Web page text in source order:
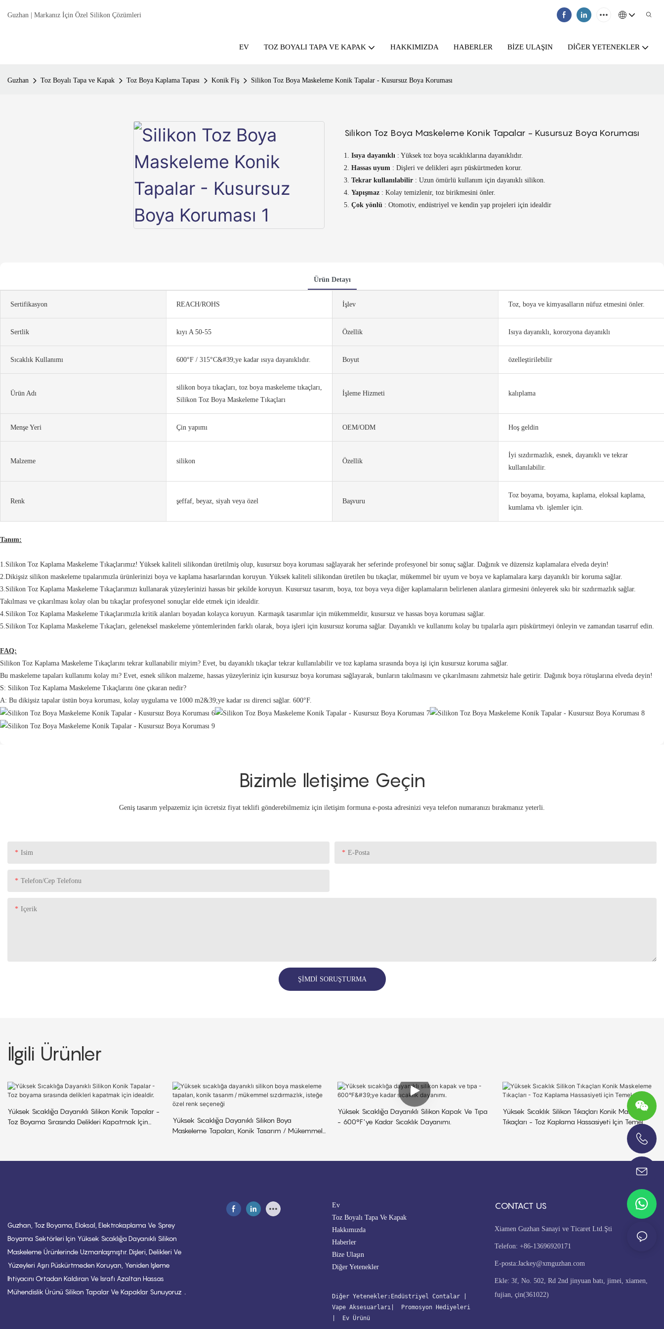
Guzhan | Markanız İçin Özel Silikon Çözümleri
EV TOZ BOYALI TAPA VE KAPAK HAKKIMIZDA HABERLER BIZE ULAŞIN DIĞER YETENEKLER
Guzhan Toz Boyalı Tapa ve Kapak Toz Boya Kaplama Tapası Konik Fiş Silikon Toz Boya Maskeleme Konik Tapalar - Kusursuz Boya Koruması
Silikon Toz Boya Maskeleme Konik Tapalar - Kusursuz Boya Koruması
Isıya dayanıklı : Yüksek toz boya sıcaklıklarına dayanıklıdır.
Hassas uyum : Dişleri ve delikleri aşırı püskürtmeden korur.
Tekrar kullanılabilir : Uzun ömürlü kullanım için dayanıklı silikon.
Yapışmaz : Kolay temizlenir, toz birikmesini önler.
Çok yönlü : Otomotiv, endüstriyel ve kendin yap projeleri için idealdir
Ürün Detayı
Sertifikasyon REACH/ROHS İşlev Toz, boya ve kimyasalların nüfuz etmesini önler.
Sertlik kıyı A 50-55 Özellik Isıya dayanıklı, korozyona dayanıklı
Sıcaklık Kullanımı 600°F / 315°C&#39;ye kadar ısıya dayanıklıdır. Boyut özelleştirilebilir
Ürün Adı
silikon boya tıkaçları, toz boya maskeleme tıkaçları,
Silikon Toz Boya Maskeleme Tıkaçları
İşleme Hizmeti kalıplama
Menşe Yeri Çin yapımı OEM/ODM Hoş geldin
Malzeme silikon Özellik
İyi sızdırmazlık, esnek, dayanıklı ve tekrar
kullanılabilir.
Renk şeffaf, beyaz, siyah veya özel Başvuru
Toz boyama, boyama, kaplama, eloksal kaplama,
kumlama vb. işlemler için.
Tanım:
1.Silikon Toz Kaplama Maskeleme Tıkaçlarımız! Yüksek kaliteli silikondan üretilmiş olup, kusursuz boya koruması sağlayarak her seferinde profesyonel bir sonuç sağlar. Dağınık ve düzensiz kaplamalara elveda deyin!
2.Dikişsiz silikon maskeleme tıpalarımızla ürünlerinizi boya ve kaplama hasarlarından koruyun. Yüksek kaliteli silikondan üretilen bu tıkaçlar, mükemmel bir uyum ve boya ve kaplamalara karşı dayanıklı bir koruma sağlar.
3.Silikon Toz Kaplama Maskeleme Tıkaçlarımızı kullanarak yüzeylerinizi hassas bir şekilde koruyun. Kusursuz tasarım, boya, toz boya veya diğer kaplamaların belirlenen alanlara girmesini önleyerek sıkı bir sızdırmazlık sağlar.
Takılması ve çıkarılması kolay olan bu tıkaçlar profesyonel sonuçlar elde etmek için idealdir.
4.Silikon Toz Kaplama Maskeleme Tıkaçlarımızla kritik alanları boyadan kolayca koruyun. Karmaşık tasarımlar için mükemmeldir, kusursuz ve hassas boya koruması sağlar.
5.Silikon Toz Kaplama Maskeleme Tıkaçları, geleneksel maskeleme yöntemlerinden farklı olarak, boya işleri için kusursuz koruma sağlar. Dayanıklı ve kullanımı kolay bu tıpalarla aşırı püskürtmeyi önleyin ve zamandan tasarruf edin.
FAQ:
Silikon Toz Kaplama Maskeleme Tıkaçlarını tekrar kullanabilir miyim? Evet, bu dayanıklı tıkaçlar tekrar kullanılabilir ve toz kaplama sırasında boya işi için kusursuz koruma sağlar.
Bu maskeleme tapaları kullanımı kolay mı? Evet, esnek silikon malzeme, hassas yüzeyleriniz için kusursuz boya koruması sağlayarak, bunların takılmasını ve çıkarılmasını zahmetsiz hale getirir. Dağınık boya rötuşlarına elveda deyin!
S: Silikon Toz Kaplama Maskeleme Tıkaçlarını öne çıkaran nedir?
A: Bu dikişsiz tapalar üstün boya koruması, kolay uygulama ve 1000 m2&39;ye kadar ısı direnci sağlar. 600°F.
Bizimle Iletişime Geçin
Geniş tasarım yelpazemiz için ücretsiz fiyat teklifi gönderebilmemiz için iletişim formuna e-posta adresinizi veya telefon numaranızı bırakmanız yeterli.
Isim E-Posta
Telefon/Cep Telefonu
Içerik
ŞIMDI SORUŞTURMA
İlgili Ürünler
Yüksek Sıcaklığa Dayanıklı Silikon Konik Tapalar -
Toz Boyama Sırasında Delikleri Kapatmak Için
Yüksek Sıcaklığa Dayanıklı Silikon Boya
Maskeleme Tapaları, Konik Tasarım / Mükemmel
Yüksek Sıcaklığa Dayanıklı Silikon Kapak Ve Tıpa
- 600°F'ye Kadar Sıcaklık Dayanımı.
Yüksek Sıcaklık Silikon Tıkaçları Konik Maskeleme
Tıkaçları - Toz Kaplama Hassasiyeti Için Temel
Guzhan, Toz Boyama, Eloksal, Elektrokaplama Ve Sprey
Boyama Sektörleri Için Yüksek Sıcaklığa Dayanıklı Silikon
Maskeleme Ürünlerinde Uzmanlaşmıştır. Dişleri, Delikleri Ve
Yüzeyleri Aşırı Püskürtmeden Koruyan, Yeniden Işleme
Ihtiyacını Ortadan Kaldıran Ve Israfı Azaltan Hassas
Mühendislik Ürünü Silikon Tapalar Ve Kapaklar Sunuyoruz .
Ev
Toz Boyalı Tapa Ve Kapak
Hakkımızda
Haberler
Bize Ulaşın
Diğer Yetenekler
Diğer Yetenekler: Endüstriyel Contalar
Vape Aksesuarları
Promosyon Hediyeleri
Ev Ürünü
CONTACT US
Xiamen Guzhan Sanayi ve Ticaret Ltd.Şti
Telefon: +86-13696920171
E-posta:Jackey@xmguzhan.com
Ekle: 3f, No. 502, Rd 2nd jinyuan batı, jimei, xiamen,
fujian, çin(361022)